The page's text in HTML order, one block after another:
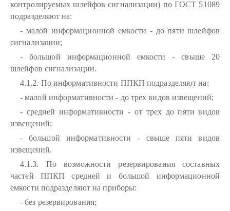
контролируемых шлейфов сигнализации) по ГОСТ 51089
подразделяют на:
- малой информационной емкости - до пяти шлейфов
сигнализации;
- большой информационной емкости - свыше 20
шлейфов сигнализации.
4.1.2. По информативности ППКП подразделяют на:
- малой информативности - до трех видов извещений;
- средней информативности - от трех до пяти видов
извещений;
- большой информативности - свыше пяти видов
извещений.
4.1.3. По возможности резервирования составных
частей ППКП средней и большой информационной
емкости подразделяют на приборы:
- без резервирования;